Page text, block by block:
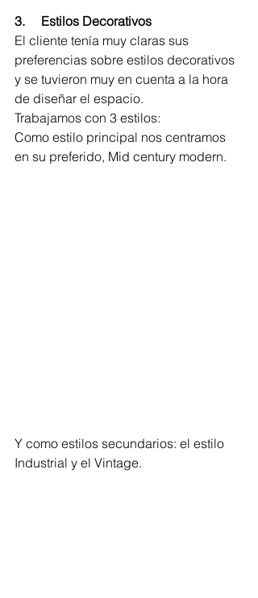
3.     Estilos Decorativos
El cliente tenía muy claras sus
preferencias sobre estilos decorativos
y se tuvieron muy en cuenta a la hora
de diseñar el espacio.
Trabajamos con 3 estilos:
Como estilo principal nos centramos
en su preferido, Mid century modern.
Y como estilos secundarios: el estilo
Industrial y el Vintage.